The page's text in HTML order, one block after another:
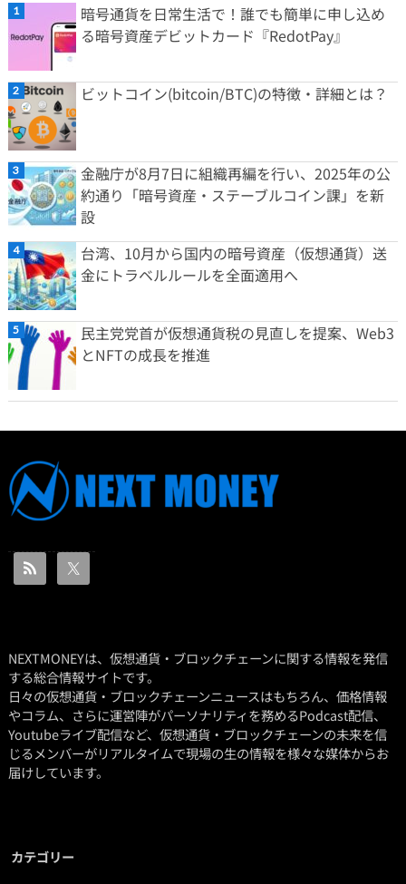
暗号通貨を日常生活で！誰でも簡単に申し込め
る暗号資産デビットカード『RedotPay』
ビットコイン(bitcoin/BTC)の特徴・詳細とは？
金融庁が8月7日に組織再編を行い、2025年の公
約通り「暗号資産・ステーブルコイン課」を新
設
台湾、10月から国内の暗号資産（仮想通貨）送
金にトラベルルールを全面適用へ
民主党党首が仮想通貨税の見直しを提案、Web3
とNFTの成長を推進
NEXTMONEYは、仮想通貨・ブロックチェーンに関する情報を発信
する総合情報サイトです。
日々の仮想通貨・ブロックチェーンニュースはもちろん、価格情報
やコラム、さらに運営陣がパーソナリティを務めるPodcast配信、
Youtubeライブ配信など、仮想通貨・ブロックチェーンの未来を信
じるメンバーがリアルタイムで現場の生の情報を様々な媒体からお
届けしています。
カテゴリー